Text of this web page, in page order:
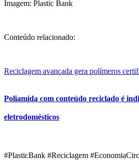
Imagem: Plastic Bank
Conteúdo relacionado:
Reciclagem avançada gera polímeros
Poliamida com conteúdo reciclado é
eletrodomésticos
#PlasticBank #Reciclagem